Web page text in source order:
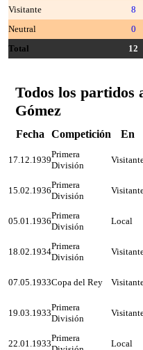
Visitante
8
Neutral
0
Total
12
Todos los partidos
Gómez
Fecha Competición En
17.12.1939
Primera
División
15.02.1936
Primera
División
05.01.1936
Primera
División
Local
18.02.1934
Primera
División
07.05.1933Copa del Rey
19.03.1933
Primera
División
22.01.1933
Primera
Local